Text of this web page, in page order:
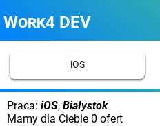
Work4 DEV
iOS
Praca: iOS, Białystok
Mamy dla Ciebie 0 ofert